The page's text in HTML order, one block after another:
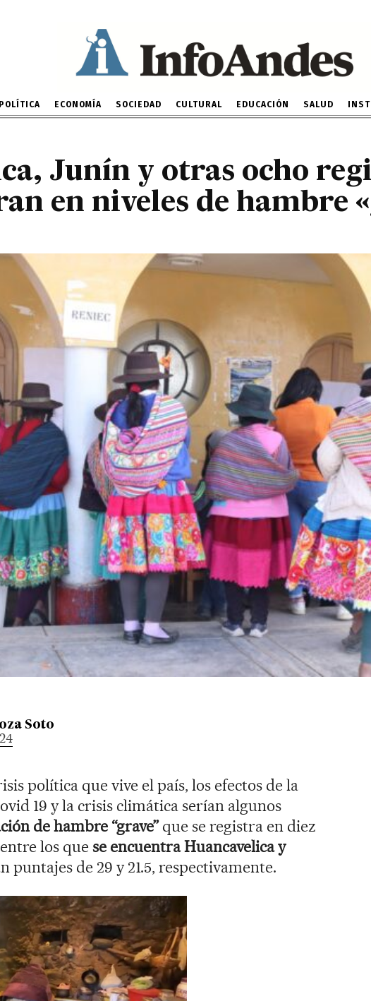
POLÍTICA ECONOMÍA SOCIEDAD CULTURAL EDUCACIÓN SALUD
Junín y otras ocho
en niveles de
Junín y otras ocho
en niveles de hambre
Soto
política que vive el país, los efectos de la
19 y la crisis climática serían algunos
de hambre “grave”que se registra en diez
los quese encuentra Huancavelica y
puntajes de 29 y 21.5, respectivamente.